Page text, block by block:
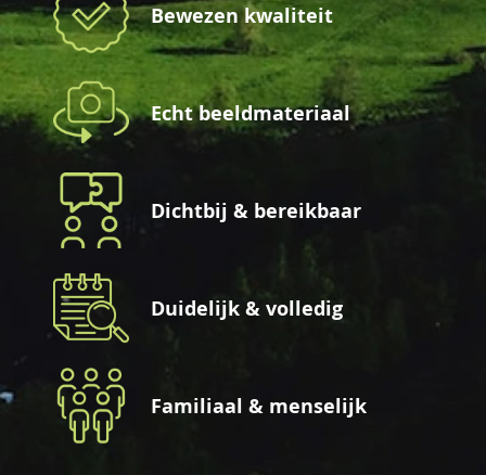
Bewezen kwaliteit
Echt beeldmateriaal
Dichtbij & bereikbaar
Duidelijk & volledig
Familiaal & menselijk